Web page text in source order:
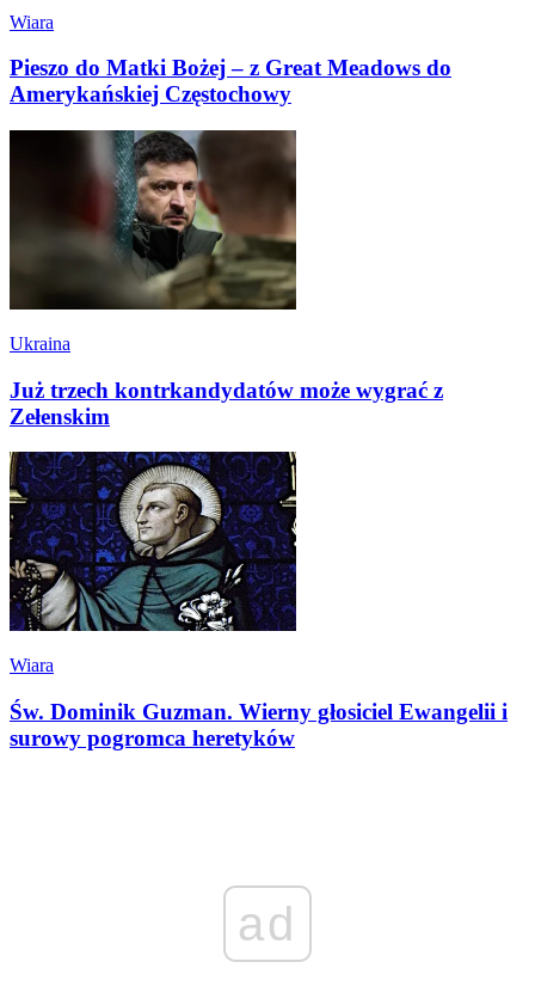
Wiara
Pieszo do Matki Bożej – z Great Meadows do
Amerykańskiej Częstochowy
Ukraina
Już trzech kontrkandydatów może wygrać z
Zełenskim
Wiara
Św. Dominik Guzman. Wierny głosiciel Ewangelii i
surowy pogromca heretyków
ad